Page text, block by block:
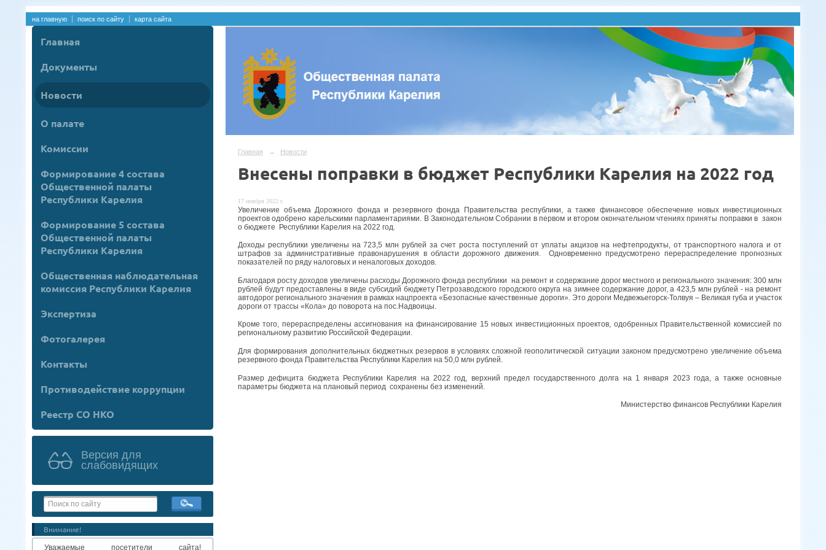
на главную поиск по сайту карта сайта
Главная
Документы
Новости
О палате
Комиссии
Формирование 4 состава
Общественной палаты
Республики Карелия
Формирование 5 состава
Общественной палаты
Республики Карелия
Общественная наблюдательная
комиссия Республики Карелия
Экспертиза
Фотогалерея
Контакты
Противодействие коррупции
Реестр СО НКО
Версия для
слабовидящих
Внимание!
Уважаемые посетители сайта!
Главная → Новости
Внесены поправки в бюджет Республики Карелия на 2022 год
17 ноября 2022 г.
Увеличение объема Дорожного фонда и резервного фонда Правительства республики, а также финансовое обеспечение новых инвестиционных
проектов одобрено карельскими парламентариями. В Законодательном Собрании в первом и втором окончательном чтениях приняты поправки в закон
о бюджете Республики Карелия на 2022 год.
Доходы республики увеличены на 723,5 млн рублей за счет роста поступлений от уплаты акцизов на нефтепродукты, от транспортного налога и от
штрафов за административные правонарушения в области дорожного движения. Одновременно предусмотрено перераспределение прогнозных
показателей по ряду налоговых и неналоговых доходов.
Благодаря росту доходов увеличены расходы Дорожного фонда республики на ремонт и содержание дорог местного и регионального значения: 300 млн
рублей будут предоставлены в виде субсидий бюджету Петрозаводского городского округа на зимнее содержание дорог, а 423,5 млн рублей - на ремонт
автодорог регионального значения в рамках нацпроекта «Безопасные качественные дороги». Это дороги Медвежьегорск-Толвуя – Великая губа и участок
дороги от трассы «Кола» до поворота на пос.Надвоицы.
Кроме того, перераспределены ассигнования на финансирование 15 новых инвестиционных проектов, одобренных Правительственной комиссией по
региональному развитию Российской Федерации.
Для формирования дополнительных бюджетных резервов в условиях сложной геополитической ситуации законом предусмотрено увеличение объема
резервного фонда Правительства Республики Карелия на 50,0 млн рублей.
Размер дефицита бюджета Республики Карелия на 2022 год, верхний предел государственного долга на 1 января 2023 года, а также основные
параметры бюджета на плановый период сохранены без изменений.
Министерство финансов Республики Карелия